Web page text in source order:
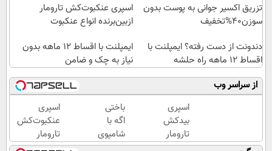
تزریق اکسیر جوانی به پوست بدون
سوزن40%تخفیف
اسپری عنکبوت‌‌کش تارومار
ازبین‌برنده انواع عنکبوت
دندونت از دست رفته؟ ایمپلنت با
اقساط ۱۲ ماهه راه حلشه
ایمپلنت با اقساط 12 ماهه بدون
نیاز به چک و ضامن
از سراسر وب
اسپری
بیدکش
تارومار
با
باختی
اگه با
شامپوی
جلبک
اسپری
عنکبوت‌‌کش
تارومار
ازبین‌برنده